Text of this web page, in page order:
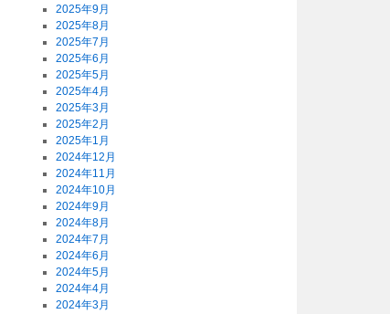
2025年9月
2025年8月
2025年7月
2025年6月
2025年5月
2025年4月
2025年3月
2025年2月
2025年1月
2024年12月
2024年11月
2024年10月
2024年9月
2024年8月
2024年7月
2024年6月
2024年5月
2024年4月
2024年3月